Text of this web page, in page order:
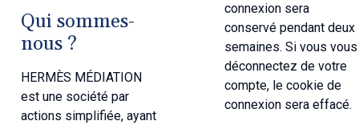
Qui sommes-
nous ?
HERMÈS MÉDIATION
est une société par
actions simplifiée, ayant
connexion sera
conservé pendant deux
semaines. Si vous vous
déconnectez de votre
compte, le cookie de
connexion sera effacé.